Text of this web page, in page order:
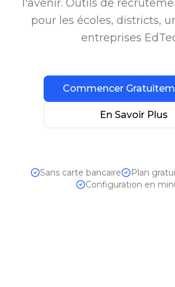
l'avenir. Outils de
pour les écoles, districts,
entreprises
Commencer
En Savoir Plus
Sans carte bancaire
Plan
Configuration en